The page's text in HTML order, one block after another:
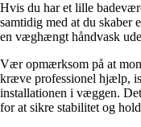
Hvis du har et lille
samtidig med at du skaber
en væghængt håndvask
Vær opmærksom på at
kræve professionel hjælp,
installationen i væggen.
for at sikre stabilitet og